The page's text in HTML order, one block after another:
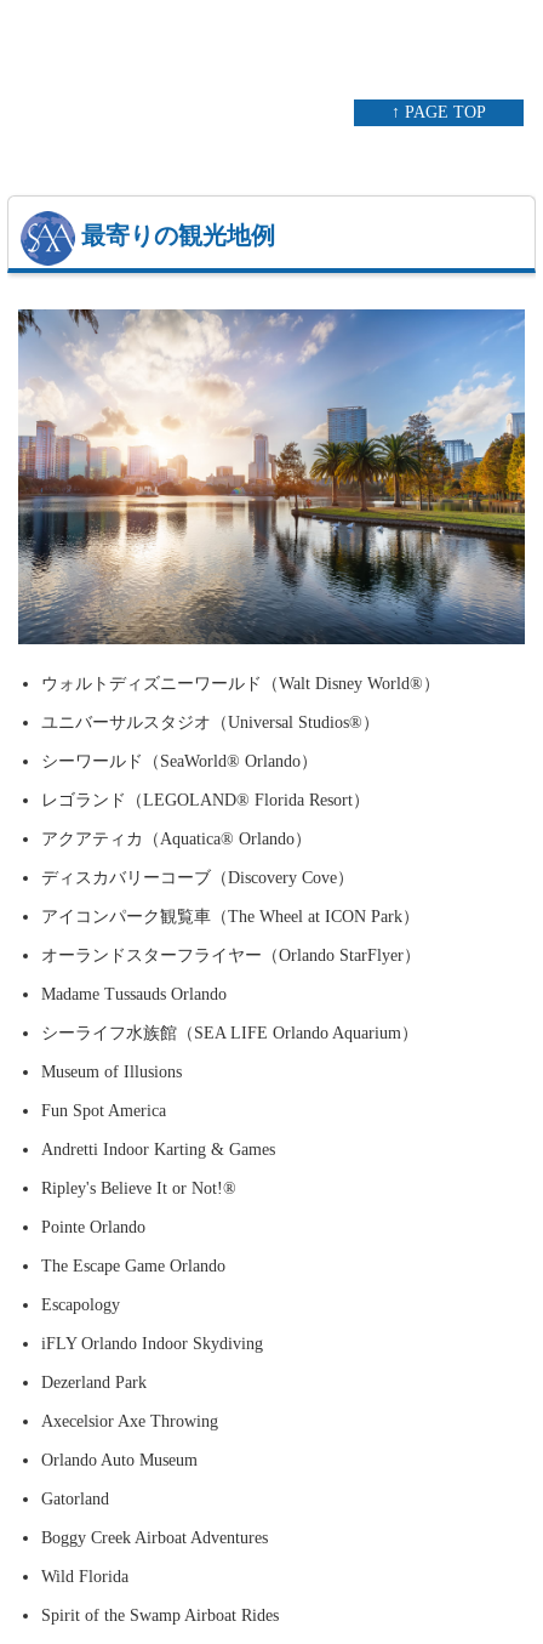
↑ PAGE TOP
最寄りの観光地例
ウォルトディズニーワールド（Walt Disney World®）
ユニバーサルスタジオ（Universal Studios®）
シーワールド（SeaWorld® Orlando）
レゴランド（LEGOLAND® Florida Resort）
アクアティカ（Aquatica® Orlando）
ディスカバリーコーブ（Discovery Cove）
アイコンパーク観覧車（The Wheel at ICON Park）
オーランドスターフライヤー（Orlando StarFlyer）
Madame Tussauds Orlando
シーライフ水族館（SEA LIFE Orlando Aquarium）
Museum of Illusions
Fun Spot America
Andretti Indoor Karting & Games
Ripley's Believe It or Not!®
Pointe Orlando
The Escape Game Orlando
Escapology
iFLY Orlando Indoor Skydiving
Dezerland Park
Axecelsior Axe Throwing
Orlando Auto Museum
Gatorland
Boggy Creek Airboat Adventures
Wild Florida
Spirit of the Swamp Airboat Rides